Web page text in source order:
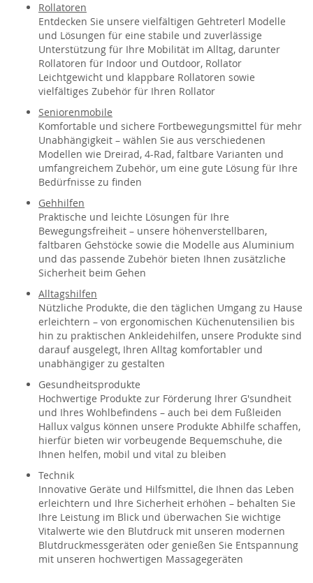
Rollatoren
Entdecken Sie unsere vielfältigen Gehtreterl Modelle
und Lösungen für eine stabile und zuverlässige
Unterstützung für Ihre Mobilität im Alltag, darunter
Rollatoren für Indoor und Outdoor, Rollator
Leichtgewicht und klappbare Rollatoren sowie
vielfältiges Zubehör für Ihren Rollator
Seniorenmobile
Komfortable und sichere Fortbewegungsmittel für mehr
Unabhängigkeit – wählen Sie aus verschiedenen
Modellen wie Dreirad, 4-Rad, faltbare Varianten und
umfangreichem Zubehör, um eine gute Lösung für Ihre
Bedürfnisse zu finden
Gehhilfen
Praktische und leichte Lösungen für Ihre
Bewegungsfreiheit – unsere höhenverstellbaren,
faltbaren Gehstöcke sowie die Modelle aus Aluminium
und das passende Zubehör bieten Ihnen zusätzliche
Sicherheit beim Gehen
Alltagshilfen
Nützliche Produkte, die den täglichen Umgang zu Hause
erleichtern – von ergonomischen Küchenutensilien bis
hin zu praktischen Ankleidehilfen, unsere Produkte sind
darauf ausgelegt, Ihren Alltag komfortabler und
unabhängiger zu gestalten
Gesundheitsprodukte
Hochwertige Produkte zur Förderung Ihrer G'sundheit
und Ihres Wohlbefindens – auch bei dem Fußleiden
Hallux valgus können unsere Produkte Abhilfe schaffen,
hierfür bieten wir vorbeugende Bequemschuhe, die
Ihnen helfen, mobil und vital zu bleiben
Technik
Innovative Geräte und Hilfsmittel, die Ihnen das Leben
erleichtern und Ihre Sicherheit erhöhen – behalten Sie
Ihre Leistung im Blick und überwachen Sie wichtige
Vitalwerte wie den Blutdruck mit unseren modernen
Blutdruckmessgeräten oder genießen Sie Entspannung
mit unseren hochwertigen Massagegeräten